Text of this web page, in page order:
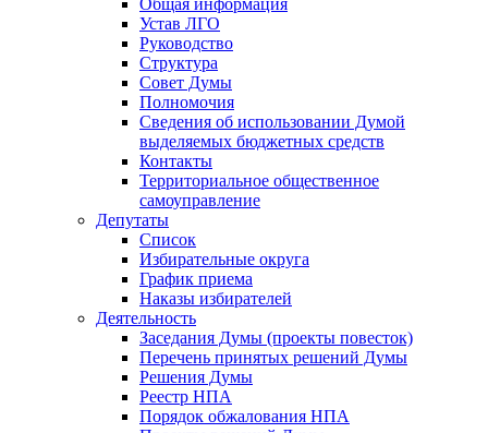
Общая информация
Устав ЛГО
Руководство
Структура
Совет Думы
Полномочия
Сведения об использовании Думой
выделяемых бюджетных средств
Контакты
Территориальное общественное
самоуправление
Депутаты
Список
Избирательные округа
График приема
Наказы избирателей
Деятельность
Заседания Думы (проекты повесток)
Перечень принятых решений Думы
Решения Думы
Реестр НПА
Порядок обжалования НПА